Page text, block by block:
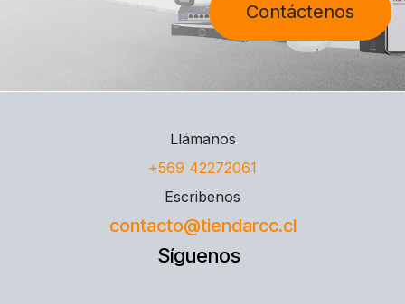
Contáctenos
Llámanos
+569 42272061
Escribenos
contacto@tiendarcc.cl
Síguenos